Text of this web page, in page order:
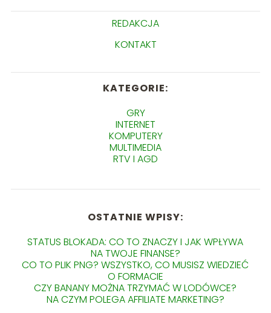
REDAKCJA
KONTAKT
KATEGORIE:
GRY
INTERNET
KOMPUTERY
MULTIMEDIA
RTV I AGD
OSTATNIE WPISY:
STATUS BLOKADA: CO TO ZNACZY I JAK WPŁYWA
NA TWOJE FINANSE?
CO TO PLIK PNG? WSZYSTKO, CO MUSISZ WIEDZIEĆ
O FORMACIE
CZY BANANY MOŻNA TRZYMAĆ W LODÓWCE?
NA CZYM POLEGA AFFILIATE MARKETING?